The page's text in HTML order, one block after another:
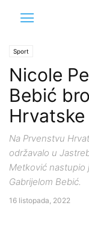
Sport
Nicole
Bebić
Hrvatske
Na Prvenstvu
održavalo u
Metković nastupio
Gabrijelom Bebić.
16 listopada, 2022